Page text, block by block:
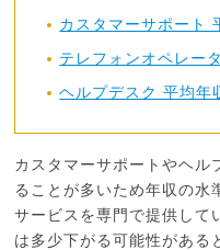
カスタマーサポート
テレフォンオペレー
ヘルプデスク 平均年
カスタマーサポートやヘル
ることが多いため年収の水
サービスを専門で提供して
は多少下がる可能性がある